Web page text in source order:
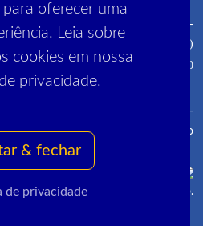
oferecer uma
Leia sobre
cookies em nossa
privacidade.
& fechar
de privacidade
e 5º andares - Centro - CEP: 20030-
030 (próximo ao metrô Cinelândia)
- Campo Grande - CEP 23052-220
Sinpro-
Rio
All Rights Reserved by Sinpro-Rio.